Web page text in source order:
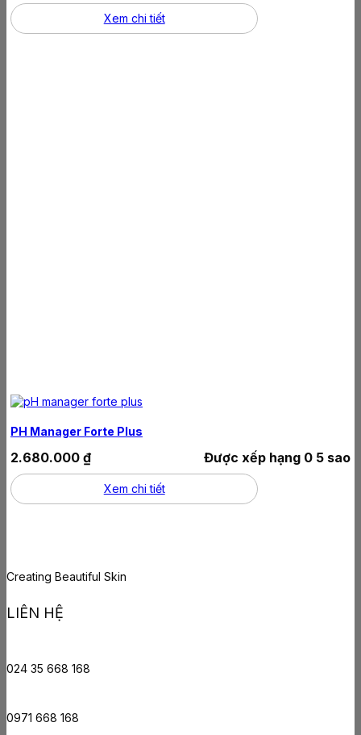
Xem chi tiết
PH Manager Forte Plus
Được xếp hạng 0 5 sao
2.680.000 ₫
Xem chi tiết
Creating Beautiful Skin
LIÊN HỆ
024 35 668 168
0971 668 168